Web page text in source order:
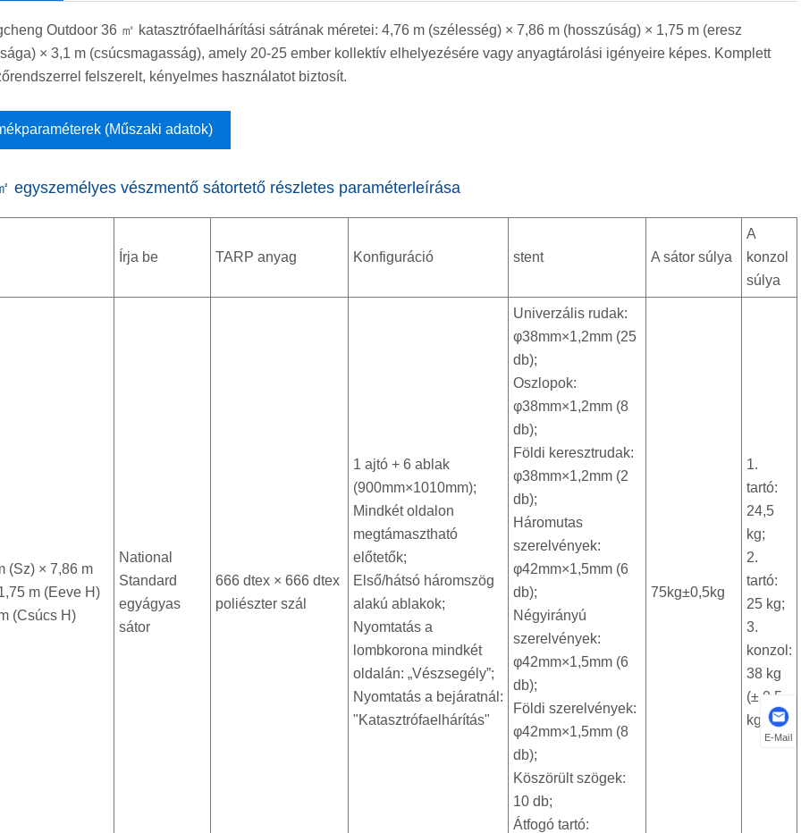
Outdoor 36 ㎡ katasztrófaelhárítási sátrának méretei: 4,76 m (szélesség) × 7,86 m (hosszúság) × 1,75 m (eresz
× 3,1 m (csúcsmagasság), amely 20-25 ember kollektív elhelyezésére vagy anyagtárolási igényeire képes. Komplett
felszerelt, kényelmes használatot biztosít.
(Műszaki adatok)
egyszemélyes vészmentő sátortető részletes paraméterleírása
Írja be TARP anyag Konfiguráció stent A sátor súlya
A
konzol
súlya
(Sz) × 7,86 m
m (Eeve H)
(Csúcs H)
National
Standard
egyágyas
sátor
666 dtex × 666 dtex
poliészter szál
1 ajtó + 6 ablak
(900mm×1010mm);
Mindkét oldalon
megtámasztható
előtetők;
Első/hátsó háromszög
alakú ablakok;
Nyomtatás a
lombkorona mindkét
oldalán: „Vészsegély”;
Nyomtatás a bejáratnál:
"Katasztrófaelhárítás"
Univerzális rudak:
φ38mm×1,2mm (25
db);
Oszlopok:
φ38mm×1,2mm (8
db);
Földi keresztrudak:
φ38mm×1,2mm (2
db);
Háromutas
szerelvények:
φ42mm×1,5mm (6
db);
Négyirányú
szerelvények:
φ42mm×1,5mm (6
db);
Földi szerelvények:
φ42mm×1,5mm (8
db);
Köszörült szögek:
10 db;
Átfogó tartó:
75kg±0,5kg
1.
tartó:
24,5
kg;
2.
tartó:
25 kg;
3.
konzol:
38 kg
(± 0,5
kg)
E-Mail